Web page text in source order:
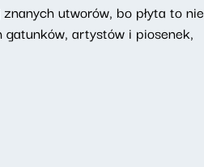
utworów, bo płyta to nie
artystów i piosenek,